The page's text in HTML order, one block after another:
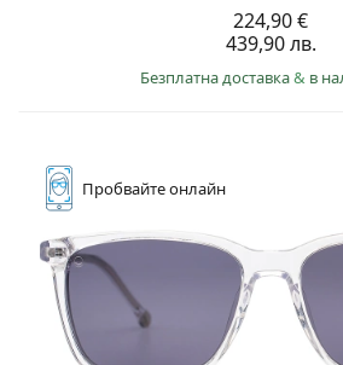
224,90 €
439,90 лв.
Безплатна доставка& в
Пробвайтеонлайн